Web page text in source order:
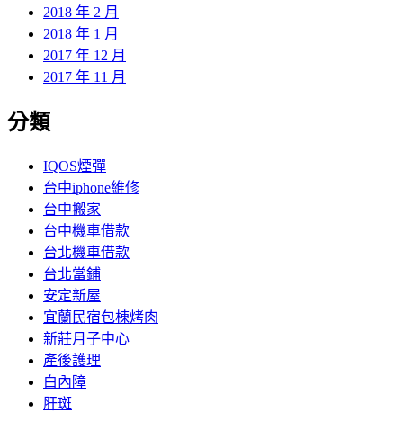
2018 年 2 月
2018 年 1 月
2017 年 12 月
2017 年 11 月
分類
IQOS煙彈
台中iphone維修
台中搬家
台中機車借款
台北機車借款
台北當鋪
安定新屋
宜蘭民宿包棟烤肉
新莊月子中心
產後護理
白內障
肝斑